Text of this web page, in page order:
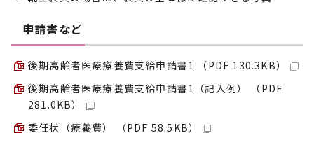
申請書など
後期高齢者医療療養費支給申請書1 （PDF 130.3KB）
後期高齢者医療療養費支給申請書1（記入例） （PDF
281.0KB）
委任状（療養費） （PDF 58.5KB）